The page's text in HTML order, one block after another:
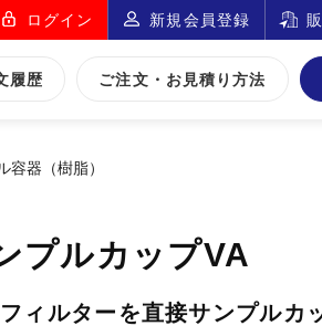
ログイン 新規会員登録
履歴 ご注文・お見積り方法
容器（樹脂）
プルカップVA
ィルターを直接サンプルカ